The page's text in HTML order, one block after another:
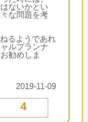
ないかとい
な問題を考
るようであれ
ルプランナ
勧めしま
2019-11-09
4